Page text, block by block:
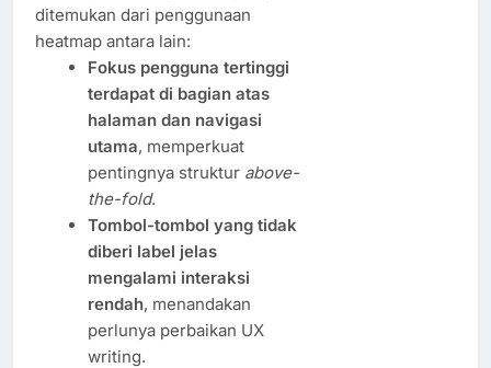
ditemukan dari penggunaan
heatmap antara lain:
Fokus pengguna tertinggi
terdapat di bagian atas
halaman dan navigasi
utama, memperkuat
pentingnya struktur above-
the-fold.
Tombol-tombol yang tidak
diberi label jelas
mengalami interaksi
rendah, menandakan
perlunya perbaikan UX
writing.